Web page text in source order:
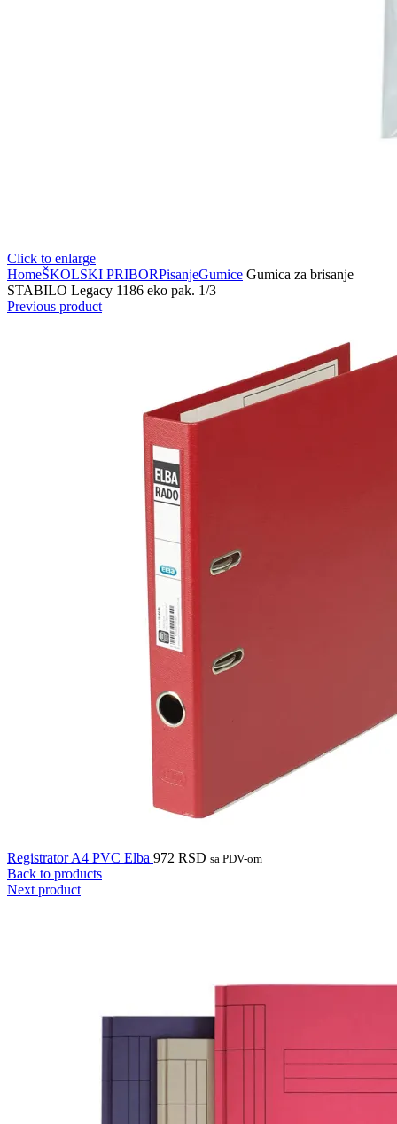
Click to enlarge
HomeŠKOLSKI PRIBORPisanjeGumice Gumica za brisanje
STABILO Legacy 1186 eko pak. 1/3
Previous product
Registrator A4 PVC Elba 972 RSD sa PDV-om
Back to products
Next product